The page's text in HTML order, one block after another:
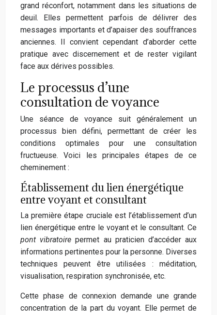
grand réconfort, notamment dans les situations de
deuil. Elles permettent parfois de délivrer des
messages importants et d’apaiser des souffrances
anciennes. Il convient cependant d’aborder cette
pratique avec discernement et de rester vigilant
face aux dérives possibles.
Le processus d’une
consultation de voyance
Une séance de voyance suit généralement un
processus bien défini, permettant de créer les
conditions optimales pour une consultation
fructueuse. Voici les principales étapes de ce
cheminement :
Établissement du lien énergétique
entre voyant et consultant
La première étape cruciale est l’établissement d’un
lien énergétique entre le voyant et le consultant. Ce
pont vibratoirepermet au praticien d’accéder aux
informations pertinentes pour la personne. Diverses
techniques peuvent être utilisées : méditation,
visualisation, respiration synchronisée, etc.
Cette phase de connexion demande une grande
concentration de la part du voyant. Elle permet de